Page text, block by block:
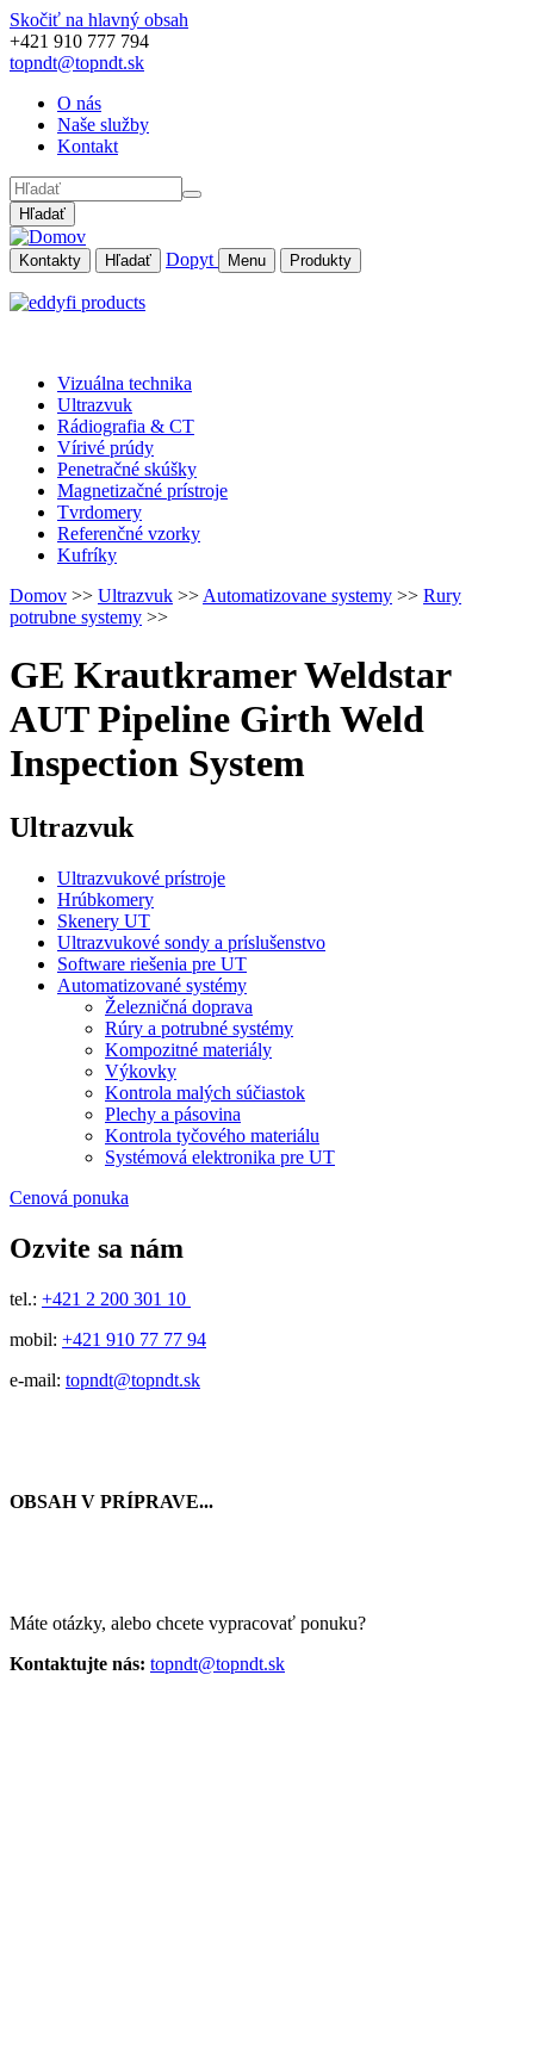
Skočiť na hlavný obsah
+421 910 777 794
topndt@topndt.sk
O nás
Naše služby
Kontakt
Hľadať
Kontakty Hľadať Dopyt Menu Produkty
Vizuálna technika
Ultrazvuk
Rádiografia & CT
Vírivé prúdy
Penetračné skúšky
Magnetizačné prístroje
Tvrdomery
Referenčné vzorky
Kufríky
Domov >> Ultrazvuk >> Automatizovane systemy >> Rury
potrubne systemy >>
GE Krautkramer Weldstar
AUT Pipeline Girth Weld
Inspection System
Ultrazvuk
Ultrazvukové prístroje
Hrúbkomery
Skenery UT
Ultrazvukové sondy a príslušenstvo
Software riešenia pre UT
Automatizované systémy
Železničná doprava
Rúry a potrubné systémy
Kompozitné materiály
Výkovky
Kontrola malých súčiastok
Plechy a pásovina
Kontrola tyčového materiálu
Systémová elektronika pre UT
Cenová ponuka
Ozvite sa nám
tel.: +421 2 200 301 10
mobil: +421 910 77 77 94
e-mail: topndt@topndt.sk
OBSAH V PRÍPRAVE...
Máte otázky, alebo chcete vypracovať ponuku?
Kontaktujte nás: topndt@topndt.sk